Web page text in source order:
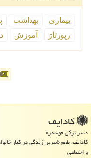
بیماری بهداشت
رپورتاژ
آموزش
كادایف
دسر ترکی خوشمزه
کادایف، طعم شیرین زندگی در کنار
و اجتماعی